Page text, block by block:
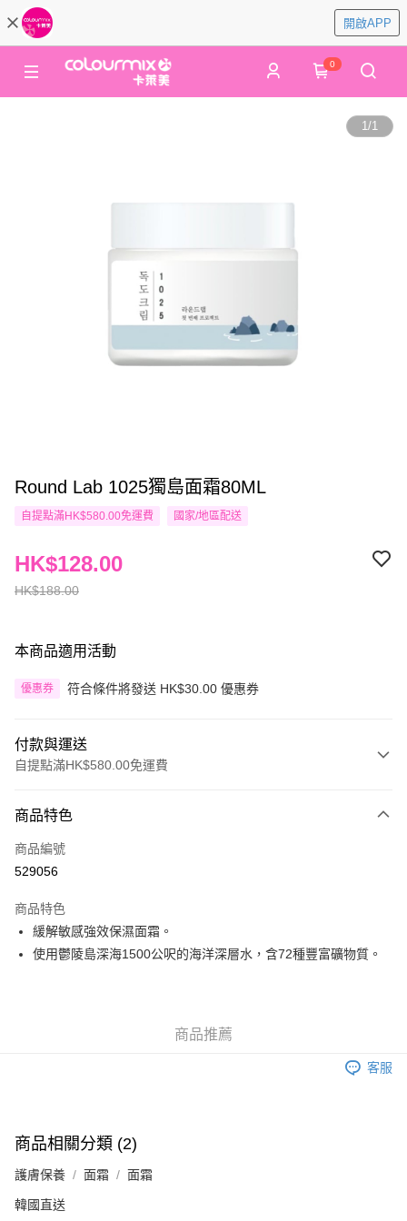
開啟APP
0
1/1
Round Lab 1025獨島面霜80ML
自提點滿HK$580.00免運費 國家/地區配送
HK$188.00
HK$128.00
本商品適用活動
優惠券 符合條件將發送 HK$30.00 優惠券
付款與運送
自提點滿HK$580.00免運費
信用卡
Apple Pay
AlipayHK
PayMe
銀行匯款 請將存款存到以下銀行帳戶，並於存款單據寫上訂單編號後電郵至
每筆HK$30.00，滿HK$580.00或以上免運費
付款後順豐站及營業點取貨
每筆HK$30.00，滿HK$580.00或以上免運費
商品特色
商品編號
529056
商品特色
緩解敏感強效保濕面霜。
使用鬱陵島深海1500公呎的海洋深層水，含72種豐富礦物質。
商品推薦
客服
商品相關分類 (2)
護膚保養 面霜 面霜
韓國直送